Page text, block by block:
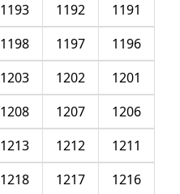
1191
1192
1193
1196
1197
1198
1201
1202
1203
1206
1207
1208
1211
1212
1213
1216
1217
1218